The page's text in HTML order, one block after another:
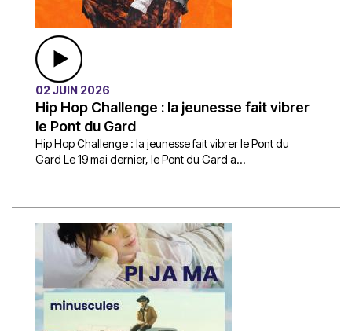
02 JUIN 2026
Hip Hop Challenge : la jeunesse fait vibrer
le Pont du Gard
Hip Hop Challenge : la jeunesse fait vibrer le Pont du
Gard Le 19 mai dernier, le Pont du Gard a...